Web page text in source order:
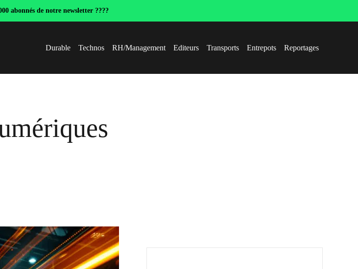
abonnés de notre newsletter ????
Durable Technos RH/Management Editeurs Transports Entrepots Reportages